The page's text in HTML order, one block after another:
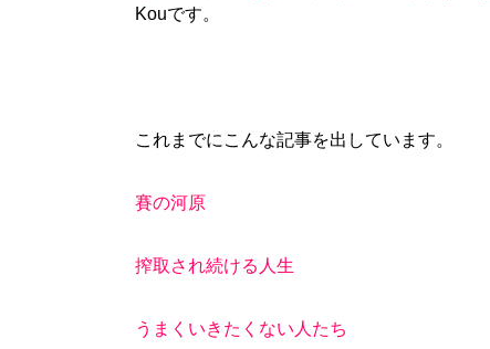
Kouです。
これまでにこんな記事を出しています。
賽の河原
搾取され続ける人生
うまくいきたくない人たち